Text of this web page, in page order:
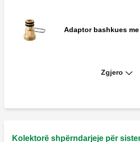
Adaptor bashkues me
konfigurim të fiksuar
Zgjero
Kolektorë shpërndarjeje për